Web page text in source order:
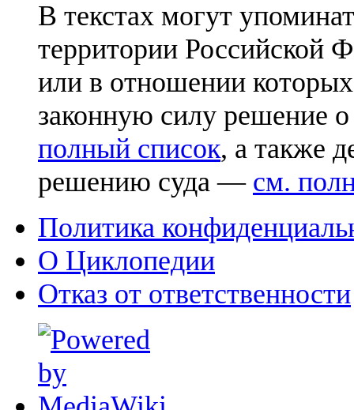
В текстах могут
территории Российской
или в отношении
законную силу решение
полный список, а также
решению суда — см.
Политика
О Циклопедии
Отказ от ответственности